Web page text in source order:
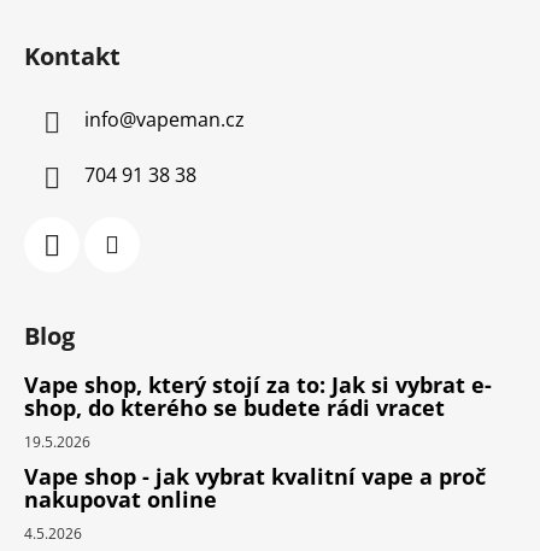
Kontakt
info@vapeman.cz
704 91 38 38
Blog
Vape shop, který stojí za to: Jak si vybrat e-
shop, do kterého se budete rádi vracet
19.5.2026
Vape shop - jak vybrat kvalitní vape a proč
nakupovat online
4.5.2026